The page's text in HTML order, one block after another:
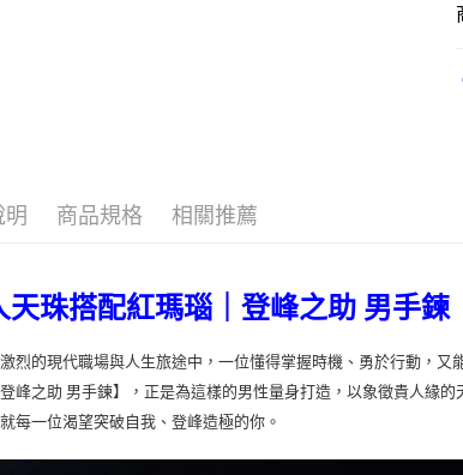
明 商品規格 相關推薦
天珠搭配紅瑪瑙｜登峰之助 男手鍊
烈的現代職場與人生旅途中，一位懂得掌握時機、勇於行動，
峰之助 男手鍊】，正是為這樣的男性量身打造，以象徵貴人緣
每一位渴望突破自我、登峰造極的你。